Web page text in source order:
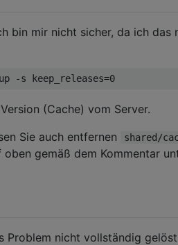
bin mir nicht sicher, da ich
-s keep_releases=0
(Cache) vom Server.
Sie auch entfernen
shared/
gemäß dem Kommentar
Problem nicht vollständig